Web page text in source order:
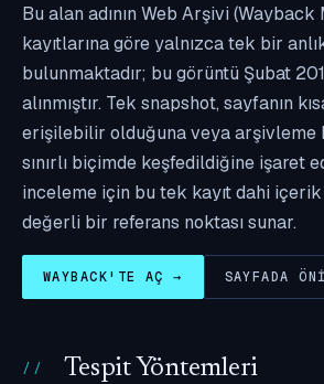
Bu alan adının Web Arşivi (Wayback
kayıtlarına göre yalnızca tek bir
bulunmaktadır; bu görüntü Şubat
alınmıştır. Tek snapshot, sayfanın
erişilebilir olduğuna veya arşivleme
sınırlı biçimde keşfedildiğine işaret
inceleme için bu tek kayıt dahi
değerli bir referans noktası sunar.
WAYBACK'TE AÇ → SAYFADA
Tespit Yöntemleri